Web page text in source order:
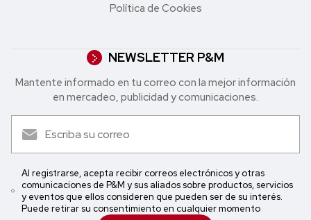
Política de Cookies
NEWSLETTER P&M
Mantente informado en tu correo con la mejor in formación
en mercadeo, publicidad y comunicaciones.
Al registrarse, acepta recibir correos electrónicos y otras
comunicaciones de P&M y sus aliados sobre productos, servicios
y eventos que ellos consideren que pueden ser de su interés.
Puede retirar su consentimiento en cualquier momento